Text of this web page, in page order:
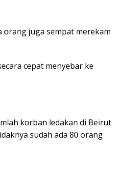
juga sempat merekam
cepat menyebar ke
korban ledakan di Beirut
sudah ada 80 orang